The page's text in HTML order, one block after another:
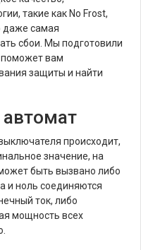
такие как No Frost,
даже самая
сбои. Мы подготовили
поможет вам
защиты и найти
происходит,
значение, на
быть вызвано либо
и ноль соединяются
ток, либо
мощность всех